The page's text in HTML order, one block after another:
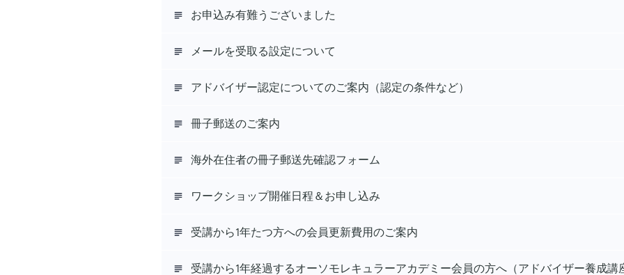
お申込み有難うございました
メールを受取る設定について
アドバイザー認定についてのご案内（認定の条件など）
冊子郵送のご案内
海外在住者の冊子郵送先確認フォーム
ワークショップ開催日程＆お申し込み
受講から1年たつ方への会員更新費用のご案内
受講から1年経過するオーソモレキュラーアカデミー会員の方へ（アドバイザー養成講